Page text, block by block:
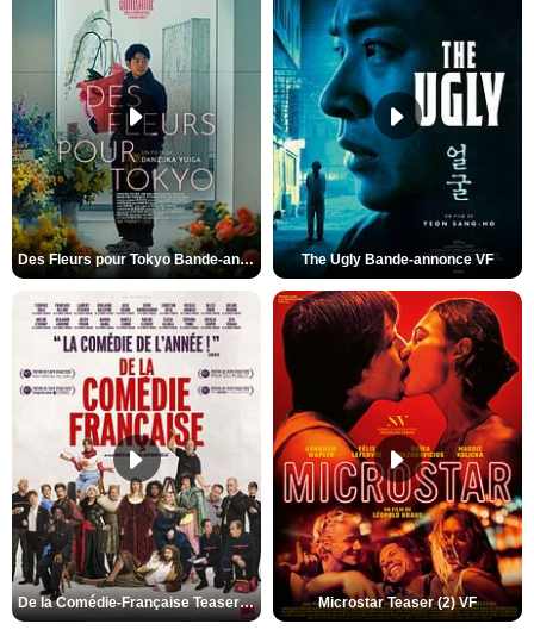
Des Fleurs pour Tokyo Bande-annonce VO STFR The Ugly Bande-annonce VF
De la Comédie-Française Teaser (3) VF Microstar Teaser (2) VF